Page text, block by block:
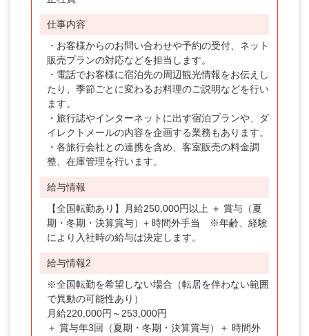
仕事内容
・お客様からのお問い合わせや予約の受付、ネット
販売プランの対応などを担当します。
・電話でお客様に宿泊先の周辺観光情報をお伝えし
たり、季節ごとに変わるお料理のご説明などを行い
ます。
・旅行誌やインターネットに出す宿泊プランや、ダ
イレクトメールの内容を企画する業務もあります。
・各旅行会社との連携を含め、客室販売の料金調
整、在庫管理を行います。
給与情報
【全国転勤あり】月給250,000円以上 ＋ 賞与（夏
期・冬期・決算賞与）+ 時間外手当 ※年齢、経験
により入社時の給与は決定します。
給与情報2
※全国転勤を希望しない場合（転居を伴わない範囲
で異動の可能性あり）
月給220,000円～253,000円
＋ 賞与年3回（夏期・冬期・決算賞与）＋ 時間外